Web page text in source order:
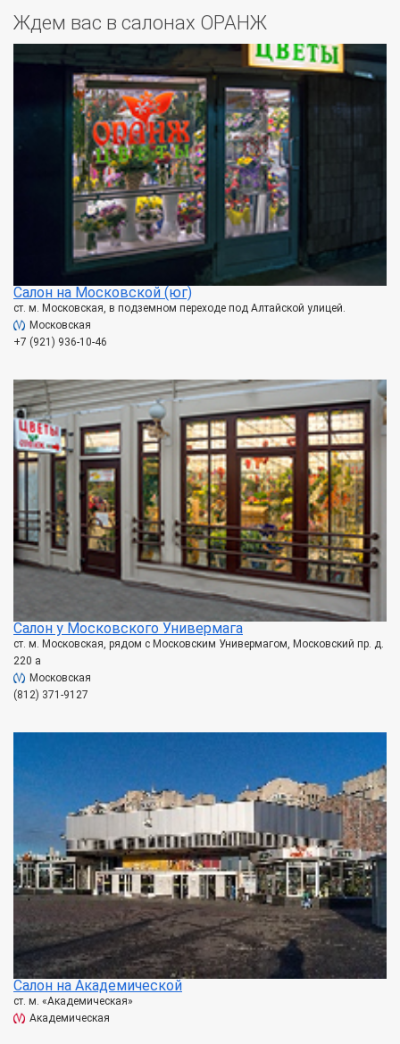
Ждем вас в салонах ОРАНЖ
Салон на Московской (юг)
ст. м. Московская, в подземном переходе под Алтайской улицей.
Московская
+7 (921) 936-10-46
Салон у Московского Универмага
ст. м. Московская, рядом с Московским Универмагом, Московский пр. д.
220 а
Московская
(812) 371-9127
Салон на Академической
ст. м. «Академическая»
Академическая